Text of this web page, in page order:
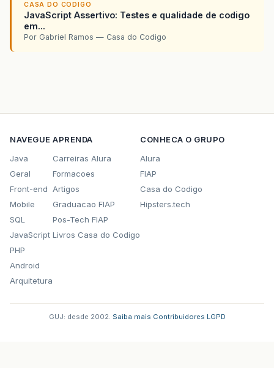
CASA DO CODIGO
JavaScript Assertivo: Testes e qualidade de codigo
em...
Por Gabriel Ramos — Casa do Codigo
NAVEGUE
Java
Geral
Front-end
Mobile
SQL
JavaScript
PHP
Android
Arquitetura
APRENDA
Carreiras Alura
Formacoes
Artigos
Graduacao FIAP
Pos-Tech FIAP
Livros Casa do Codigo
CONHECA O GRUPO
Alura
FIAP
Casa do Codigo
Hipsters.tech
GUJ: desde 2002. Saiba mais Contribuidores LGPD